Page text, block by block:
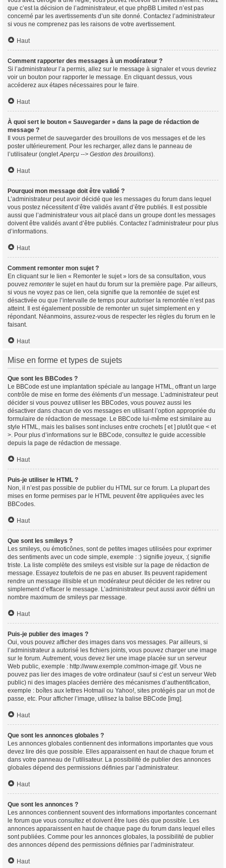
que c’est la décision de l’administrateur, et que phpBB Limited n’est pas
concerné par les avertissements d’un site donné. Contactez l’administrateur
si vous ne comprenez pas les raisons de votre avertissement.
Haut
Comment rapporter des messages à un modérateur ?
Si l’administrateur l’a permis, allez sur le message à signaler et vous devriez
voir un bouton pour rapporter le message. En cliquant dessus, vous
accéderez aux étapes nécessaires pour le faire.
Haut
À quoi sert le bouton « Sauvegarder » dans la page de rédaction de
message ?
Il vous permet de sauvegarder des brouillons de vos messages et de les
poster ultérieurement. Pour les recharger, allez dans le panneau de
l’utilisateur (ongletAperçu --> Gestion des brouillons).
Haut
Pourquoi mon message doit être validé ?
L’administrateur peut avoir décidé que les messages du forum dans lequel
vous postez nécessitent d’être validés avant d’être publiés. Il est possible
aussi que l’administrateur vous ait placé dans un groupe dont les messages
doivent être validés avant d’être publiés. Contactez l’administrateur pour plus
d’informations.
Haut
Comment remonter mon sujet ?
En cliquant sur le lien « Remonter le sujet » lors de sa consultation, vous
pouvez remonterle sujet en haut du forum sur la première page. Par ailleurs,
si vous ne voyez pas ce lien, cela signifie que la remontée de sujet est
désactivée ou que l’intervalle de temps pour autoriser la remontée n’est pas
atteint. Il est également possible de remonter un sujet simplement en y
répondant. Néanmoins, assurez-vous de respecter les règles du forum en le
faisant.
Haut
Mise en forme et types de sujets
Que sont les BBCodes ?
Le BBCode est une implantation spéciale au langage HTML, offrant un large
contrôle de mise en forme des éléments d’un message. L’administrateur peut
décider si vous pouvez utiliser les BBCodes, vous pouvez aussi les
désactiver dans chacun de vos messages en utilisant l’option appropriée du
formulaire de rédaction de message. Le BBCode lui-même est similaire au
style HTML, mais les balises sont incluses entre crochets [ et ] plutôt que < et
>. Pour plus d’informations sur le BBCode, consultez le guide accessible
depuis la page de rédaction de message.
Haut
Puis-je utiliser le HTML ?
Non, il n’est pas possible de publier du HTML sur ce forum. La plupart des
mises en forme permises par le HTML peuvent être appliquées avec les
BBCodes.
Haut
Que sont les smileys ?
Les smileys, ou émoticônes, sont de petites images utilisées pour exprimer
des sentiments avec un code simple, exemple : :) signifie joyeux, :( signifie
triste. La liste complète des smileys est visible sur la page de rédaction de
message. Essayez toutefois de ne pas en abuser. Ils peuvent rapidement
rendre un message illisible et un modérateur peut décider de les retirer ou
simplement d’effacer le message. L’administrateur peut aussi avoir défini un
nombre maximum de smileys par message.
Haut
Puis-je publier des images ?
Oui, vous pouvez afficher des images dans vos messages. Par ailleurs, si
l’administrateur a autorisé les fichiers joints, vous pouvez charger une image
sur le forum. Autrement, vous devez lier une image placée sur un serveur
Web public, exemple : http://www.exemple.com/mon-image.gif. Vous ne
pouvez pas lier des images de votre ordinateur (sauf si c’est un serveur Web
public) ni des images placées derrière des mécanismes d’authentification,
exemple : boîtes aux lettres Hotmail ou Yahoo!, sites protégés par un mot de
passe, etc. Pour afficher l’image, utilisez la balise BBCode [img].
Haut
Que sont les annonces globales ?
Les annonces globales contiennent des informations importantes que vous
devez lire dès que possible. Elles apparaissent en haut de chaque forum et
dans votre panneau de l’utilisateur. La possibilité de publier des annonces
globales dépend des permissions définies par l’administrateur.
Haut
Que sont les annonces ?
Les annonces contiennent souvent des informations importantes concernant
le forum que vous consultez et doivent être lues dès que possible. Les
annonces apparaissent en haut de chaque page du forum dans lequel elles
sont publiées. Comme pour les annonces globales, la possibilité de publier
des annonces dépend des permissions définies par l’administrateur.
Haut